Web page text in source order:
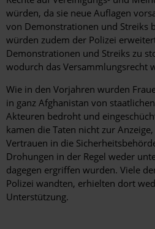
würden, da sie neue Auflagen
von Demonstrationen und Streiks
würden zudem der Polizei
Demonstrationen und Streiks zu
wodurch das Versammlungsrecht
Wie in den Vorjahren wurden
in ganz Afghanistan von
Akteuren bedroht und
kamen die Taten nicht zur
Vertrauen in die
Drohungen in der Regel weder
dagegen ergriffen wurden. Viele
Polizei wandten, erhielten dort
Unterstützung.